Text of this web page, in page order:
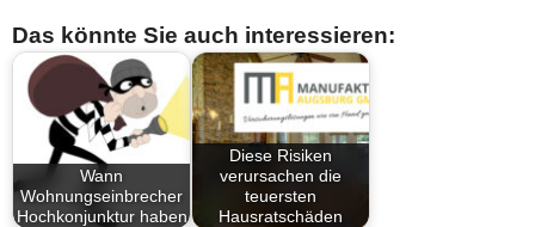
Das könnte Sie auch interessieren:
Wann
Wohnungseinbrecher
Hochkonjunktur haben
Diese Risiken
verursachen die
teuersten
Hausratschäden